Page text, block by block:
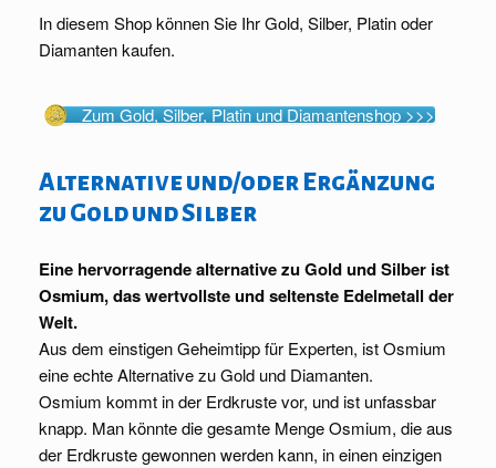
In diesem Shop können Sie Ihr Gold, Silber, Platin oder
Diamanten kaufen.
Zum Gold, Silber, Platin und Diamantenshop >>>
Alternative und/oder Ergänzung
zu Gold und Silber
Eine hervorragende alternative zu Gold und Silber ist
Osmium, das wertvollste und seltenste Edelmetall der
Welt.
Aus dem einstigen Geheimtipp für Experten, ist Osmium
eine echte Alternative zu Gold und Diamanten.
Osmium kommt in der Erdkruste vor, und ist unfassbar
knapp. Man könnte die gesamte Menge Osmium, die aus
der Erdkruste gewonnen werden kann, in einen einzigen